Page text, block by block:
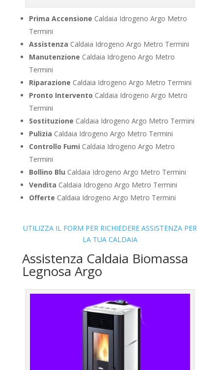
Prima Accensione Caldaia Idrogeno Argo Metro
Termini
Assistenza Caldaia Idrogeno Argo Metro Termini
Manutenzione Caldaia Idrogeno Argo Metro
Termini
Riparazione Caldaia Idrogeno Argo Metro Termini
Pronto Intervento Caldaia Idrogeno Argo Metro
Termini
Sostituzione Caldaia Idrogeno Argo Metro Termini
Pulizia Caldaia Idrogeno Argo Metro Termini
Controllo Fumi Caldaia Idrogeno Argo Metro
Termini
Bollino Blu Caldaia Idrogeno Argo Metro Termini
Vendita Caldaia Idrogeno Argo Metro Termini
Offerte Caldaia Idrogeno Argo Metro Termini
UTILIZZA IL FORM PER RICHIEDERE ASSISTENZA PER
LA TUA CALDAIA
Assistenza Caldaia Biomassa
Legnosa Argo